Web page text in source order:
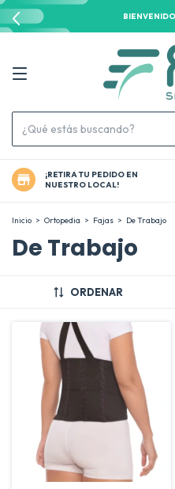
¡RETIRA TU PEDIDO EN
NUESTRO LOCAL!
Inicio > Ortopedia > Fajas > De Trabajo
De Trabajo
ORDENAR